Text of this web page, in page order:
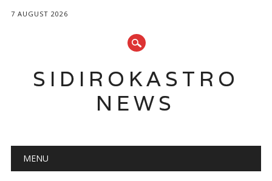
7 AUGUST 2026
SIDIROKASTRO
NEWS
Main menu
MENU